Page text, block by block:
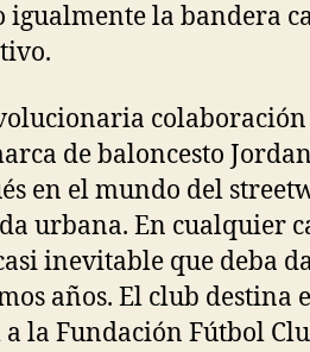
igualmente la bandera
de baloncesto
en el mundo del
urbana. En cualquier
inevitable que deba
años. El club destina
la Fundación Fútbol